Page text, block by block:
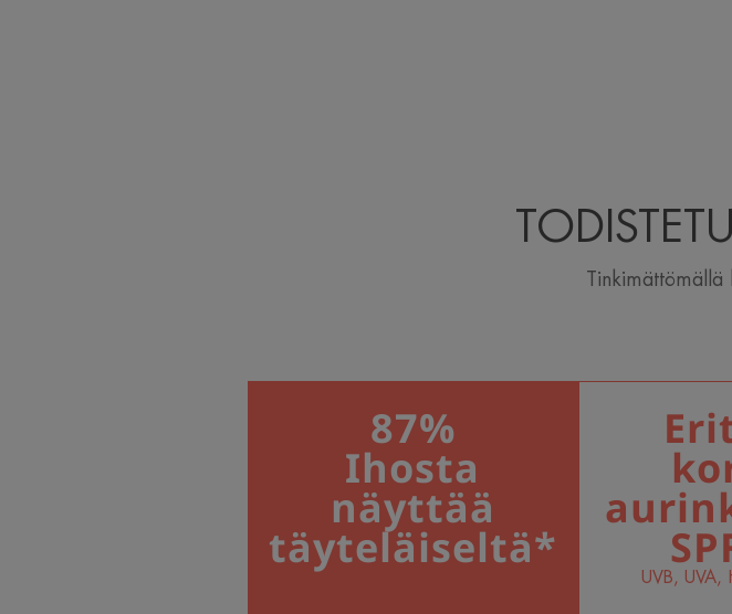
Tinkimättömällä
87%
Ihosta
näyttää
täyteläiseltä*
UVB, UVA,